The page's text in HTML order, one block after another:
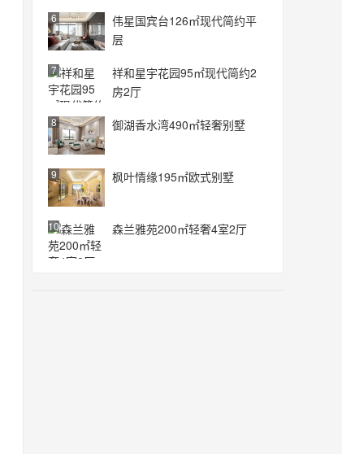
伟星国宾台126㎡现代简约平
层
6
祥和星宇花园95㎡现代简约2
房2厅
7
御湖香水湾490㎡轻奢别墅
8
枫叶情缘195㎡欧式别墅
9
森兰雅苑200㎡轻奢4室2厅
10